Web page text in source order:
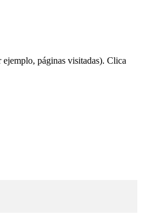
páginas visitadas). Clica